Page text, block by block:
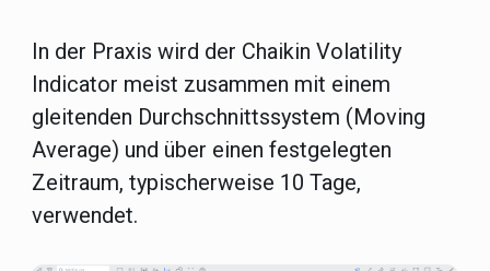
In der Praxis wird der Chaikin Volatility
Indicator meist zusammen mit einem
gleitenden Durchschnittssystem (Moving
Average) und über einen festgelegten
Zeitraum, typischerweise 10 Tage,
verwendet.